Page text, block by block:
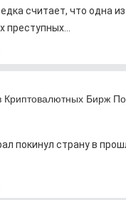
считает, что одна
преступных...
Криптовалютных Бирж
покинул страну в